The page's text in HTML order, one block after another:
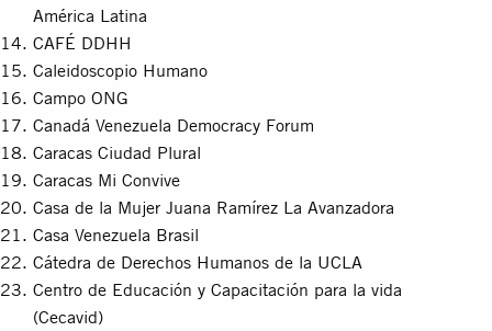
América Latina
CAFÉ DDHH
Caleidoscopio Humano
Campo ONG
Canadá Venezuela Democracy Forum
Caracas Ciudad Plural
Caracas Mi Convive
Casa de la Mujer Juana Ramírez La Avanzadora
Casa Venezuela Brasil
Cátedra de Derechos Humanos de la UCLA
Centro de Educación y Capacitación para la vida
(Cecavid)